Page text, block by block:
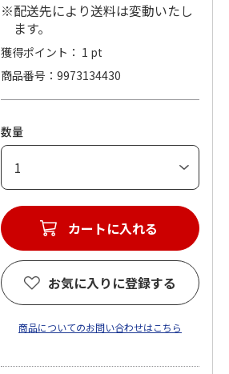
※配送先により送料は変動いたし
ます。
獲得ポイント： 1 pt
商品番号
9973134430
数量
カートに入れる
お気に入りに登録する
商品についてのお問い合わせはこちら